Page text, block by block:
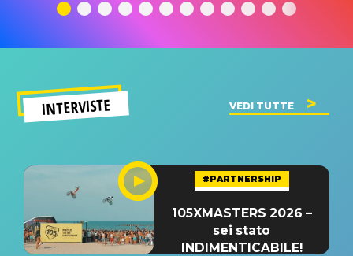
significato
del singolo
INTERVISTE VEDI TUTTE
#PARTNERSHIP
105XMASTERS 2026 –
sei stato
INDIMENTICABILE!